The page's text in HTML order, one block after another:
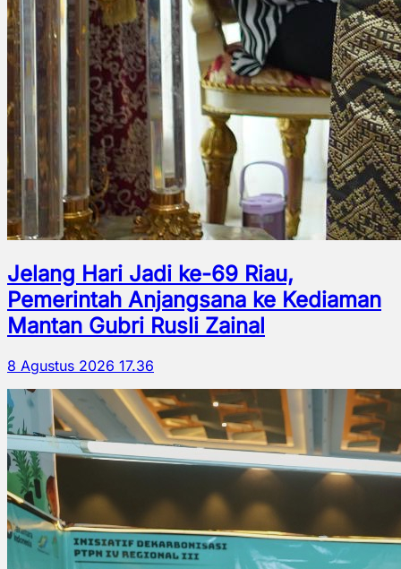
Jelang Hari Jadi ke-69 Riau,
Pemerintah Anjangsana ke Kediaman
Mantan Gubri Rusli Zainal
8 Agustus 2026 17.36